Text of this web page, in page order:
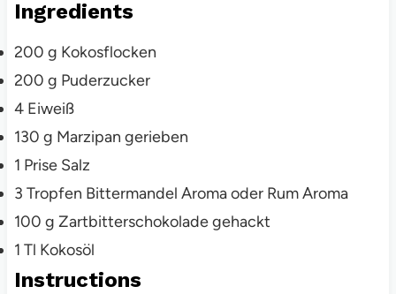
Ingredients
200 g Kokosflocken
200 g Puderzucker
4 Eiweiß
130 g Marzipan gerieben
1 Prise Salz
3 Tropfen Bittermandel Aromaoder Rum Aroma
100 g Zartbitterschokoladegehackt
1 Tl Kokosöl
Instructions